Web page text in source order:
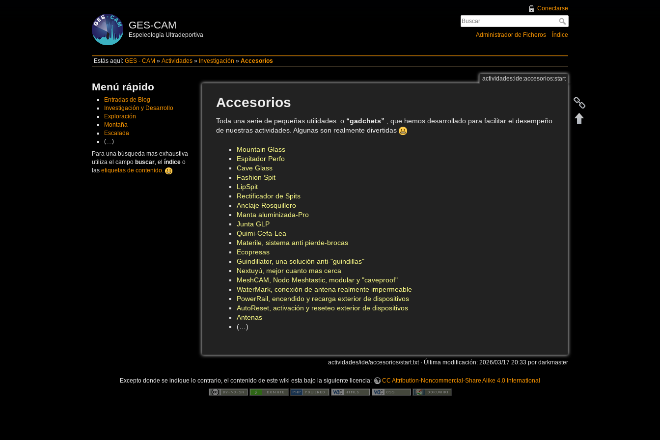
GES-CAM
Espeleología Ultradeportiva
Conectarse
Administrador de Ficheros Índice
Estás aquí:GES - CAM »Actividades » Investigación »Accesorios
Menú rápido
Entradas de Blog
Investigación y Desarrollo
Exploración
Montaña
Escalada
(…)
Para una búsqueda mas exhaustiva
utiliza el campo buscar, el índice o
las etiquetas de contenido.
actividades:ide:accesorios:start
Accesorios
Toda una serie de pequeñas utilidades. o “gadchets” , que hemos desarrollado para facilitar el desempeño
de nuestras actividades. Algunas son realmente divertidas
Mountain Glass
Espitador Perfo
Cave Glass
Fashion Spit
LipSpit
Rectificador de Spits
Anclaje Rosquillero
Manta aluminizada-Pro
Junta GLP
Quimi-Cefa-Lea
Materile, sistema anti pierde-brocas
Ecopresas
Guindillator, una solución anti-"guindillas"
Nextuyú, mejor cuanto mas cerca
MeshCAM, Nodo Meshtastic, modular y "caveproof"
WaterMark, conexión de antena realmente impermeable
PowerRail, encendido y recarga exterior de dispositivos
AutoReset, activación y reseteo exterior de dispositivos
Antenas
(…)
actividades/ide/accesorios/start.txt· Última modificación: 2026/03/17 20:33 por darkmaster
Excepto donde se indique lo contrario, el contenido de este wiki esta bajo la siguiente licencia: CC Attribution-Noncommercial-Share Alike 4.0 International